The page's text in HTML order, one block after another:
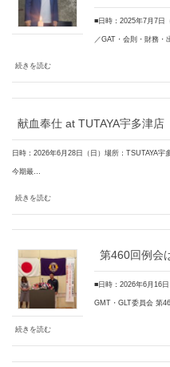
■日時：2025年7月7日
／GAT・会則・財務・
続きを読む
献血奉仕 at TUTAYA宇多津店
日時：2026年6月28日（日）場所：TSUTAYA
今期最…
続きを読む
第460回例会
■日時：2026年6月16
GMT・GLT委員会 第
続きを読む